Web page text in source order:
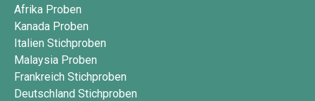
Afrika Proben
Kanada Proben
Italien Stichproben
Malaysia Proben
Frankreich Stichproben
Deutschland Stichproben